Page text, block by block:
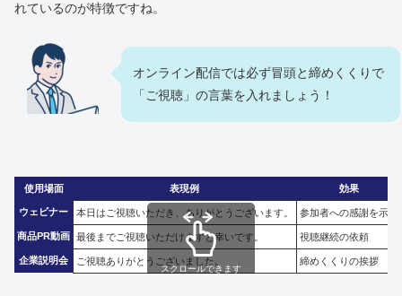
れているのが特徴ですね。
オンライン配信では必ず冒頭と締めくくりで
「ご視聴」の言葉を入れましょう！
使用場面 表現例 効果
ウェビナー 本日はご視聴いただき、ありがとうございます。 参加者への感謝を示す
商品PR動画 最後までご視聴いただけますと幸いです。 視聴継続の依頼
企業説明会 ご視聴ありがとうございました。 締めくくりの挨拶
スクロールできます